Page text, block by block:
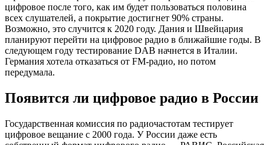
цифровое после того, как им будет пользоваться половина
всех слушателей, а покрытие достигнет 90% страны.
Возможно, это случится к 2020 году. Дания и Швейцария
планируют перейти на цифровое радио в ближайшие годы. В
следующем году тестирование DAB начнется в Италии.
Германия хотела отказаться от FM-радио, но потом
передумала.
Появится ли цифровое радио в России
Государственная комиссия по радиочастотам тестирует
цифровое вещание с 2000 года. У России даже есть